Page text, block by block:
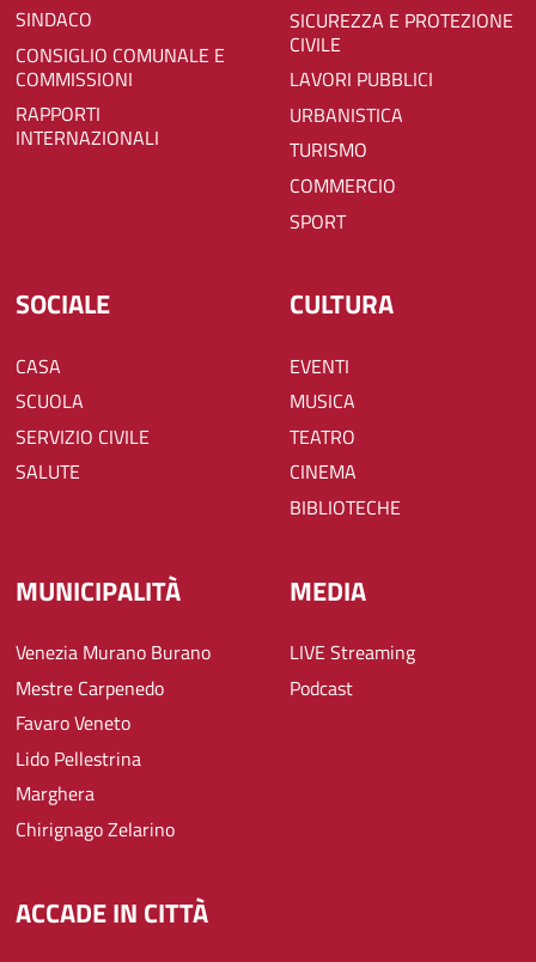
SINDACO
CONSIGLIO COMUNALE E
COMMISSIONI
RAPPORTI
INTERNAZIONALI
SICUREZZA E PROTEZIONE
CIVILE
LAVORI PUBBLICI
URBANISTICA
TURISMO
COMMERCIO
SPORT
SOCIALE
CASA
SCUOLA
SERVIZIO CIVILE
SALUTE
CULTURA
EVENTI
MUSICA
TEATRO
CINEMA
BIBLIOTECHE
MUNICIPALITÀ
Venezia Murano Burano
Mestre Carpenedo
Favaro Veneto
Lido Pellestrina
Marghera
Chirignago Zelarino
MEDIA
LIVE Streaming
Podcast
ACCADE IN CITTÀ